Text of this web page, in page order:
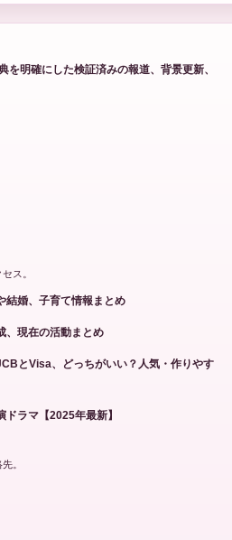
を明確にした検証済みの報道、背景更新、
ス。
結婚、子育て情報まとめ
、現在の活動まとめ
とVisa、どっちがいい？人気・作りやす
ラマ【2025年最新】
。